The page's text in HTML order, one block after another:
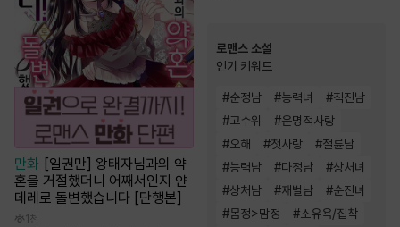
만화
[일권만] 왕태자님과의 약
혼을 거절했더니 어째서인지 얀
데레로 돌변했습니다 [단행본]
1천
로맨스 소설
인기 키워드
#순정남 #능력녀 #직진남
#고수위 #운명적사랑
#오해 #첫사랑 #절륜남
#능력남 #다정남 #상처녀
#상처남 #재벌남 #순진녀
#몸정>맘정 #소유욕/집착